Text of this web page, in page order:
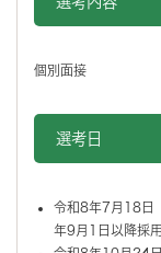
個別面接
選考日
令和8年7月18日
年9月1日以降採